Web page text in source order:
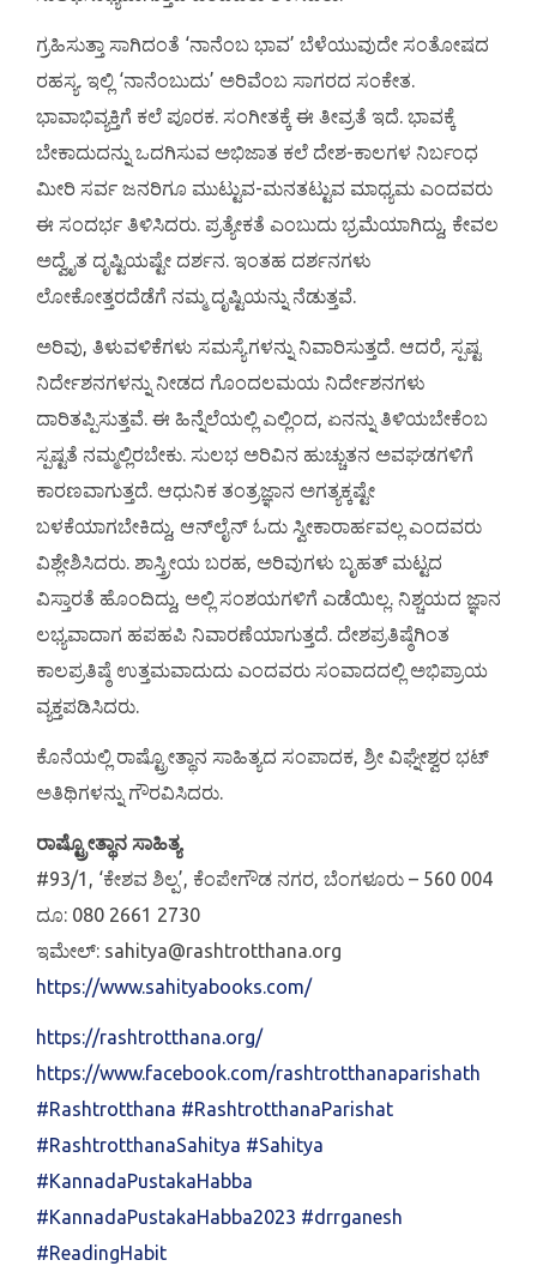
ಗ್ರಹಿಸುತ್ತಾ ಸಾಗಿದಂತೆ ‘ನಾನೆಂಬ ಭಾವ’ ಬೆಳೆಯುವುದೇ ಸಂತೋಷದ
ರಹಸ್ಯ. ಇಲ್ಲಿ ‘ನಾನೆಂಬುದು’ ಅರಿವೆಂಬ ಸಾಗರದ ಸಂಕೇತ.
ಭಾವಾಭಿವ್ಯಕ್ತಿಗೆ ಕಲೆ ಪೂರಕ. ಸಂಗೀತಕ್ಕೆ ಈ ತೀವ್ರತೆ ಇದೆ. ಭಾವಕ್ಕೆ
ಬೇಕಾದುದನ್ನು ಒದಗಿಸುವ ಅಭಿಜಾತ ಕಲೆ ದೇಶ-ಕಾಲಗಳ ನಿರ್ಬಂಧ
ಮೀರಿ ಸರ್ವ ಜನರಿಗೂ ಮುಟ್ಟುವ-ಮನತಟ್ಟುವ ಮಾಧ್ಯಮ ಎಂದವರು
ಈ ಸಂದರ್ಭ ತಿಳಿಸಿದರು. ಪ್ರತ್ಯೇಕತೆ ಎಂಬುದು ಭ್ರಮೆಯಾಗಿದ್ದು, ಕೇವಲ
ಅದ್ವೈತ ದೃಷ್ಟಿಯಷ್ಟೇ ದರ್ಶನ. ಇಂತಹ ದರ್ಶನಗಳು
ಲೋಕೋತ್ತರದೆಡೆಗೆ ನಮ್ಮ ದೃಷ್ಟಿಯನ್ನು ನೆಡುತ್ತವೆ.
ಅರಿವು, ತಿಳುವಳಿಕೆಗಳು ಸಮಸ್ಯೆಗಳನ್ನು ನಿವಾರಿಸುತ್ತದೆ. ಆದರೆ, ಸ್ಪಷ್ಟ
ನಿರ್ದೇಶನಗಳನ್ನು ನೀಡದ ಗೊಂದಲಮಯ ನಿರ್ದೇಶನಗಳು
ದಾರಿತಪ್ಪಿಸುತ್ತವೆ. ಈ ಹಿನ್ನೆಲೆಯಲ್ಲಿ ಎಲ್ಲಿಂದ, ಏನನ್ನು ತಿಳಿಯಬೇಕೆಂಬ
ಸ್ಪಷ್ಟತೆ ನಮ್ಮಲ್ಲಿರಬೇಕು. ಸುಲಭ ಅರಿವಿನ ಹುಚ್ಚುತನ ಅವಘಡಗಳಿಗೆ
ಕಾರಣವಾಗುತ್ತದೆ. ಆಧುನಿಕ ತಂತ್ರಜ್ಞಾನ ಅಗತ್ಯಕ್ಕಷ್ಟೇ
ಬಳಕೆಯಾಗಬೇಕಿದ್ದು, ಆನ್‌ಲೈನ್ ಓದು ಸ್ವೀಕಾರಾರ್ಹವಲ್ಲ ಎಂದವರು
ವಿಶ್ಲೇಶಿಸಿದರು. ಶಾಸ್ತ್ರೀಯ ಬರಹ, ಅರಿವುಗಳು ಬೃಹತ್ ಮಟ್ಟದ
ವಿಸ್ತಾರತೆ ಹೊಂದಿದ್ದು, ಅಲ್ಲಿ ಸಂಶಯಗಳಿಗೆ ಎಡೆಯಿಲ್ಲ. ನಿಶ್ಚಯದ ಜ್ಞಾನ
ಲಭ್ಯವಾದಾಗ ಹಪಹಪಿ ನಿವಾರಣೆಯಾಗುತ್ತದೆ. ದೇಶಪ್ರತಿಷ್ಠೆಗಿಂತ
ಕಾಲಪ್ರತಿಷ್ಠೆ ಉತ್ತಮವಾದುದು ಎಂದವರು ಸಂವಾದದಲ್ಲಿ ಅಭಿಪ್ರಾಯ
ವ್ಯಕ್ತಪಡಿಸಿದರು.
ಕೊನೆಯಲ್ಲಿ ರಾಷ್ಟ್ರೋತ್ಥಾನ ಸಾಹಿತ್ಯದ ಸಂಪಾದಕ, ಶ್ರೀ ವಿಘ್ನೇಶ್ವರ ಭಟ್
ಅತಿಥಿಗಳನ್ನು ಗೌರವಿಸಿದರು.
ರಾಷ್ಟ್ರೋತ್ಥಾನ ಸಾಹಿತ್ಯ
#93/1, ‘ಕೇಶವ ಶಿಲ್ಪ’, ಕೆಂಪೇಗೌಡ ನಗರ, ಬೆಂಗಳೂರು – 560 004
ದೂ: 080 2661 2730
ಇಮೇಲ್: sahitya@rashtrotthana.org
https://www.sahityabooks.com/
https://rashtrotthana.org/
https://www.facebook.com/rashtrotthanaparishath
#Rashtrotthana #RashtrotthanaParishat
#RashtrotthanaSahitya #Sahitya
#KannadaPustakaHabba
#KannadaPustakaHabba2023 #drrganesh
#ReadingHabit